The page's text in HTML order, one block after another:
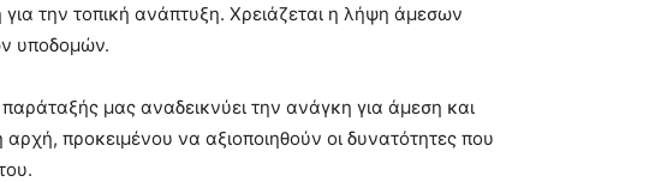
για την τοπική ανάπτυξη. Χρειάζεται η λήψη άμεσων
υποδομών.
μας αναδεικνύει την ανάγκη για άμεση και
προκειμένου να αξιοποιηθούν οι δυνατότητες που